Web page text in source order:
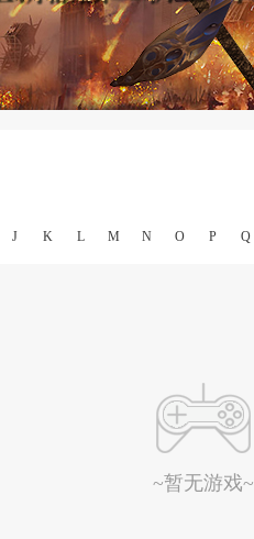
J K L M N O P Q
~暂无游戏~